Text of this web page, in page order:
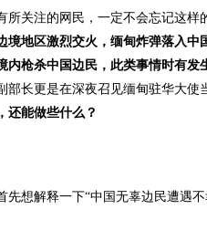
关注的网民，一定不会忘记这样
境地区激烈交火，缅甸炸弹落入中
内枪杀中国边民，此类事情时有发
部长更是在深夜召见缅甸驻华大使
还能做些什么？
想解释一下“中国无辜边民遭遇不